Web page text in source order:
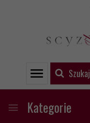
Szukaj
Kategorie